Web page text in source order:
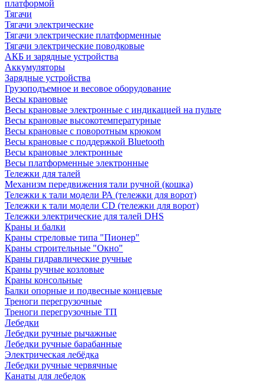
платформой
Тягачи
Тягачи электрические
Тягачи электрические платформенные
Тягачи электрические поводковые
АКБ и зарядные устройства
Аккумуляторы
Зарядные устройства
Грузоподъемное и весовое оборудование
Весы крановые
Весы крановые электронные с индикацией на пульте
Весы крановые высокотемпературные
Весы крановые с поворотным крюком
Весы крановые с поддержкой Bluetooth
Весы крановые электронные
Весы платформенные электронные
Тележки для талей
Механизм передвижения тали ручной (кошка)
Тележки к тали модели РА (тележки для ворот)
Тележки к тали модели CD (тележки для ворот)
Тележки электрические для талей DHS
Краны и балки
Краны стреловые типа "Пионер"
Краны строительные "Окно"
Краны гидравлические ручные
Краны ручные козловые
Краны консольные
Балки опорные и подвесные концевые
Треноги перегрузочные
Треноги перегрузочные ТП
Лебедки
Лебедки ручные рычажные
Лебедки ручные барабанные
Электрическая лебёдка
Лебедки ручные червячные
Канаты для лебедок